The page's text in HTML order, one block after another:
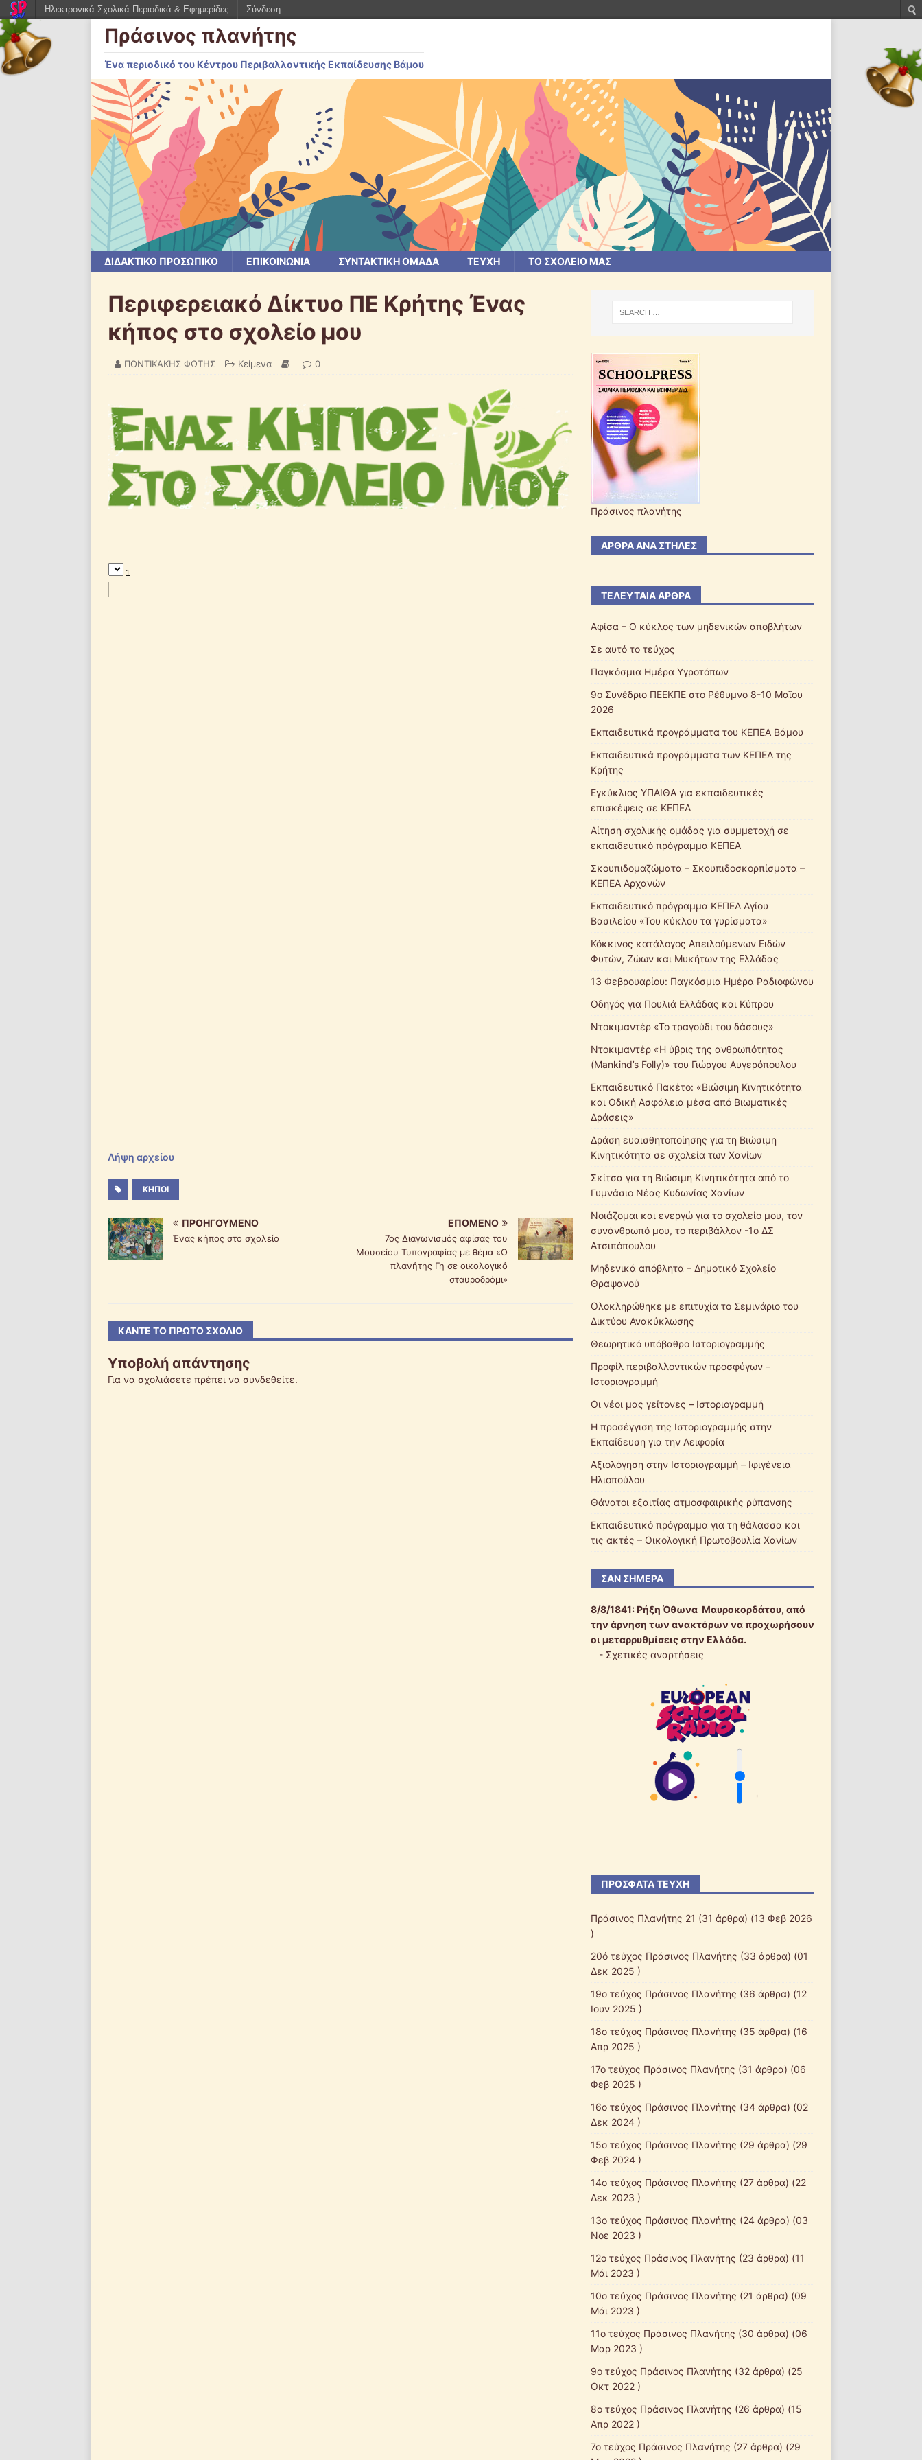
Πράσινος πλανήτης
Ένα περιοδικό του Κέντρου Περιβαλλοντικής Εκπαίδευσης Βάμου
ΔΙΔΑΚΤΙΚΟ ΠΡΟΣΩΠΙΚΟ ΕΠΙΚΟΙΝΩΝΙΑ ΣΥΝΤΑΚΤΙΚΗ ΟΜΑΔΑ ΤΕΥΧΗ ΤΟ ΣΧΟΛΕΙΟ ΜΑΣ
Περιφερειακό Δίκτυο ΠΕ Κρήτης Ένας
κήπος στο σχολείο μου
ΠΟΝΤΙΚΑΚΗΣ ΦΩΤΗΣ Κείμενα 0
Λήψη αρχείου
ΚΉΠΟΙ
ΠΡΟΗΓΟΎΜΕΝΟ
Ένας κήπος στο σχολείο
ΕΠΌΜΕΝΟ
7ος Διαγωνισμός αφίσας του
Μουσείου Τυπογραφίας με θέμα «Ο
πλανήτης Γη σε οικολογικό
σταυροδρόμι»
ΚΆΝΤΕ ΤΟ ΠΡΏΤΟ ΣΧΌΛΙΟ
Υποβολή απάντησης
Για να σχολιάσετε πρέπει να συνδεθείτε.
Πράσινος πλανήτης
ΆΡΘΡΑ ΑΝΆ ΣΤΉΛΕΣ
ΤΕΛΕΥΤΑΊΑ ΆΡΘΡΑ
Αφίσα – Ο κύκλος των μηδενικών αποβλήτων
Σε αυτό το τεύχος
Παγκόσμια Ημέρα Υγροτόπων
9ο Συνέδριο ΠΕΕΚΠΕ στο Ρέθυμνο 8-10 Μαϊου
2026
Εκπαιδευτικά προγράμματα του ΚΕΠΕΑ Βάμου
Εκπαιδευτικά προγράμματα των ΚΕΠΕΑ της
Κρήτης
Εγκύκλιος ΥΠΑΙΘΑ για εκπαιδευτικές
επισκέψεις σε ΚΕΠΕΑ
Αίτηση σχολικής ομάδας για συμμετοχή σε
εκπαιδευτικό πρόγραμμα ΚΕΠΕΑ
Σκουπιδομαζώματα – Σκουπιδοσκορπίσματα –
ΚΕΠΕΑ Αρχανών
Εκπαιδευτικό πρόγραμμα ΚΕΠΕΑ Αγίου
Βασιλείου «Του κύκλου τα γυρίσματα»
Κόκκινος κατάλογος Απειλούμενων Ειδών
Φυτών, Ζώων και Μυκήτων της Ελλάδας
13 Φεβρουαρίου: Παγκόσμια Ημέρα Ραδιοφώνου
Οδηγός για Πουλιά Ελλάδας και Κύπρου
Ντοκιμαντέρ «Το τραγούδι του δάσους»
Ντοκιμαντέρ «Η ύβρις της ανθρωπότητας
(Mankind’s Folly)» του Γιώργου Αυγερόπουλου
Εκπαιδευτικό Πακέτο: «Βιώσιμη Κινητικότητα
και Οδική Ασφάλεια μέσα από Βιωματικές
Δράσεις»
Δράση ευαισθητοποίησης για τη Βιώσιμη
Κινητικότητα σε σχολεία των Χανίων
Σκίτσα για τη Βιώσιμη Κινητικότητα από το
Γυμνάσιο Νέας Κυδωνίας Χανίων
Νοιάζομαι και ενεργώ για το σχολείο μου, τον
συνάνθρωπό μου, το περιβάλλον -1ο ΔΣ
Ατσιπόπουλου
Μηδενικά απόβλητα – Δημοτικό Σχολείο
Θραψανού
Ολοκληρώθηκε με επιτυχία το Σεμινάριο του
Δικτύου Ανακύκλωσης
Θεωρητικό υπόβαθρο Ιστοριογραμμής
Προφίλ περιβαλλοντικών προσφύγων –
Ιστοριογραμμή
Οι νέοι μας γείτονες – Ιστοριογραμμή
Η προσέγγιση της Ιστοριογραμμής στην
Εκπαίδευση για την Αειφορία
Αξιολόγηση στην Ιστοριογραμμή – Ιφιγένεια
Ηλιοπούλου
Θάνατοι εξαιτίας ατμοσφαιρικής ρύπανσης
Εκπαιδευτικό πρόγραμμα για τη θάλασσα και
τις ακτές – Οικολογική Πρωτοβουλία Χανίων
ΣΑΝ ΣΉΜΕΡΑ
8/8/1841:Ρήξη Όθωνα  Μαυροκορδάτου, από
την άρνηση των ανακτόρων να προχωρήσουν
οι μεταρρυθμίσεις στην Ελλάδα.
- Σχετικές αναρτήσεις
'
ΠΡΌΣΦΑΤΑ ΤΕΎΧΗ
Πράσινος Πλανήτης 21 (31 άρθρα) (13 Φεβ 2026
)
20ό τεύχος Πράσινος Πλανήτης (33 άρθρα) (01
Δεκ 2025 )
19ο τεύχος Πράσινος Πλανήτης (36 άρθρα) (12
Ιουν 2025 )
18ο τεύχος Πράσινος Πλανήτης (35 άρθρα) (16
Απρ 2025 )
17ο τεύχος Πράσινος Πλανήτης (31 άρθρα) (06
Φεβ 2025 )
16ο τεύχος Πράσινος Πλανήτης (34 άρθρα) (02
Δεκ 2024 )
15ο τεύχος Πράσινος Πλανήτης (29 άρθρα) (29
Φεβ 2024 )
14ο τεύχος Πράσινος Πλανήτης (27 άρθρα) (22
Δεκ 2023 )
13ο τεύχος Πράσινος Πλανήτης (24 άρθρα) (03
Νοε 2023 )
12ο τεύχος Πράσινος Πλανήτης (23 άρθρα) (11
Μάι 2023 )
10ο τεύχος Πράσινος Πλανήτης (21 άρθρα) (09
Μάι 2023 )
11ο τεύχος Πράσινος Πλανήτης (30 άρθρα) (06
Μαρ 2023 )
9ο τεύχος Πράσινος Πλανήτης (32 άρθρα) (25
Οκτ 2022 )
8ο τεύχος Πράσινος Πλανήτης (26 άρθρα) (15
Απρ 2022 )
7ο τεύχος Πράσινος Πλανήτης (27 άρθρα) (29
Ηλεκτρονικά Σχολικά Περιοδικά & Εφημερίδες Σύνδεση